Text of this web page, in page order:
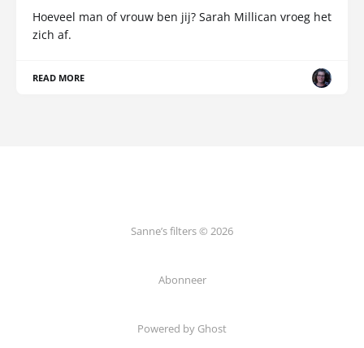
Hoeveel man of vrouw ben jij? Sarah Millican vroeg het
zich af.
READ MORE
Sanne’s filters © 2026
Abonneer
Powered by Ghost